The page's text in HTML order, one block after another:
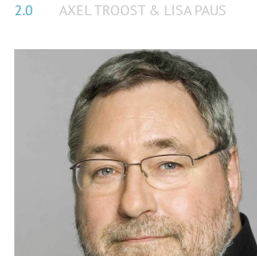
2.0
AXEL TROOST & LISA PAUS